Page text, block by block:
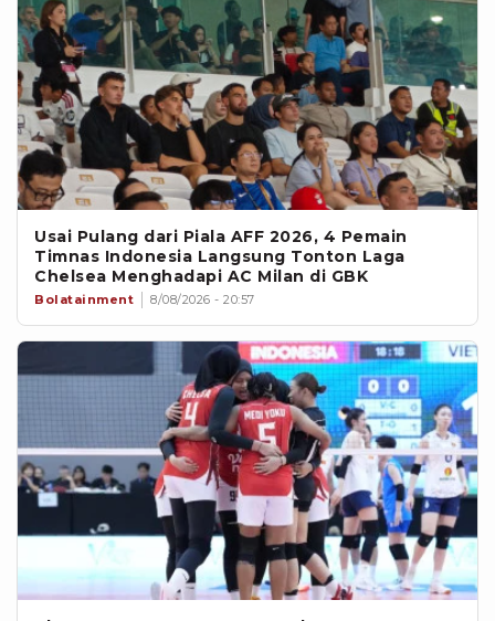
Usai Pulang dari Piala AFF 2026, 4 Pemain
Timnas Indonesia Langsung Tonton Laga
Chelsea Menghadapi AC Milan di GBK
Bolatainment 8/08/2026 - 20:57